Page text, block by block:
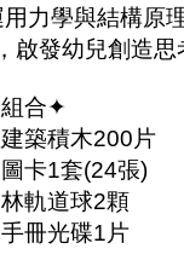
力學與結構原
啟發幼兒創造
合✦
築積木200片
卡1套(24張)
軌道球2顆
冊光碟1片